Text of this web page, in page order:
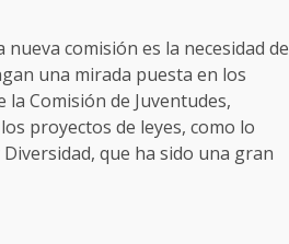
comisión es la necesidad de
una mirada puesta en los
Comisión de Juventudes,
proyectos de leyes, como lo
que ha sido una gran